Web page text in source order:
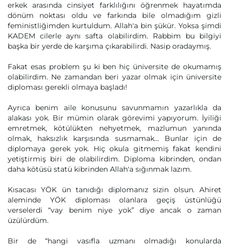
erkek arasında cinsiyet farklılığını öğrenmek hayatımda
dönüm noktası oldu ve farkında bile olmadığım gizli
feministliğimden kurtuldum. Allah'a bin şükür. Yoksa şimdi
KADEM cilerle aynı safta olabilirdim. Rabbim bu bilgiyi
başka bir yerde de karşıma çıkarabilirdi. Nasip oradaymış.
Fakat esas problem şu ki ben hiç üniversite de okumamış
olabilirdim. Ne zamandan beri yazar olmak için üniversite
diploması gerekli olmaya başladı!
Ayrıca benim aile konusunu savunmamın yazarlıkla da
alakası yok. Bir mümin olarak görevimi yapıyorum. İyiliği
emretmek, kötülükten nehyetmek, mazlumun yanında
olmak, haksızlık karşısında susmamak… Bunlar için de
diplomaya gerek yok. Hiç okula gitmemiş fakat kendini
yetiştirmiş biri de olabilirdim. Diploma kibrinden, ondan
daha kötüsü statü kibrinden Allah'a sığınmak lazım.
Kısacası YÖK ün tanıdığı diplomanız sizin olsun. Ahiret
aleminde YÖK diploması olanlara geçiş üstünlüğü
verselerdi “vay benim niye yok” diye ancak o zaman
üzülürdüm.
Bir de “hangi vasıfla uzmanı olmadığı konularda